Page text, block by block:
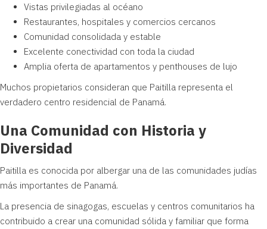
Vistas privilegiadas al océano
Restaurantes, hospitales y comercios cercanos
Comunidad consolidada y estable
Excelente conectividad con toda la ciudad
Amplia oferta de apartamentos y penthouses de lujo
Muchos propietarios consideran que Paitilla representa el
verdadero centro residencial de Panamá.
Una Comunidad con Historia y
Diversidad
Paitilla es conocida por albergar una de las comunidades judías
más importantes de Panamá.
La presencia de sinagogas, escuelas y centros comunitarios ha
contribuido a crear una comunidad sólida y familiar que forma